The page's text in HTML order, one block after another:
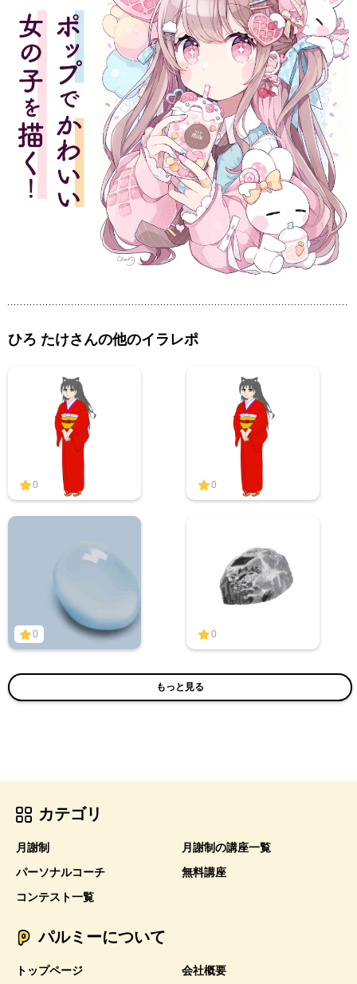
ひろ たけさんの他のイラレポ
0 0
0 0
もっと見る
カテゴリ
月謝制
月謝制の講座一覧
パーソナルコーチ
無料講座
コンテスト一覧
パルミーについて
トップページ 会社概要